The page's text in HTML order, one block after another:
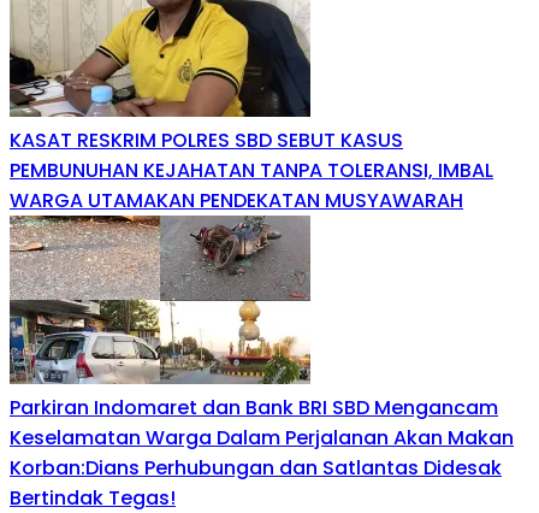
KASAT RESKRIM POLRES SBD SEBUT KASUS
PEMBUNUHAN KEJAHATAN TANPA TOLERANSI, IMBAL
WARGA UTAMAKAN PENDEKATAN MUSYAWARAH
Parkiran Indomaret dan Bank BRI SBD Mengancam
Keselamatan Warga Dalam Perjalanan Akan Makan
Korban:Dians Perhubungan dan Satlantas Didesak
Bertindak Tegas!